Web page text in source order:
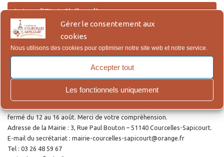
Gérer le consentement aux
cookies
Nous utilisons des cookies pour optimiser notre site web et notre service.
Accepter tout
Les fonctionnels uniquement
Actes d’Etat Civil en ligne
Lien pour la demande en ligne des actes de Naissance, Reconnaissance,
Le secrétariat accueille le public le lundi et le jeudi de 9h00 à 12h00 et de
fermé du 12 au 16 août. Merci de votre compréhension.
Adresse de la Mairie : 3, Rue Paul Bouton – 51140 Courcelles-Sapicourt.
E-mail du secrétariat : mairie-courcelles-sapicourt@orange.fr
Tel : 03 26 48 59 67